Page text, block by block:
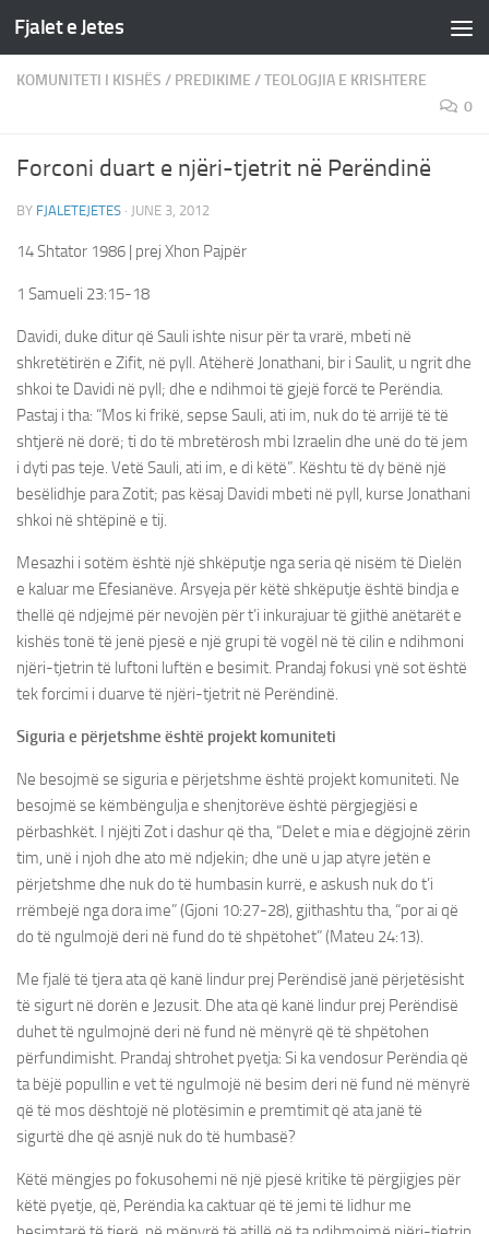
Skip to content
Fjalet e Jetes
KOMUNITETI I KISHËS / PREDIKIME /TEOLOGJIA E KRISHTERE
0
Forconi duart e njëri-tjetrit në Perëndinë
BY FJALETEJETES · JUNE 3, 2012
14 Shtator 1986 | prej Xhon Pajpër
1 Samueli 23:15-18
Davidi, duke ditur që Sauli ishte nisur për ta vrarë, mbeti në
shkretëtirën e Zifit, në pyll. Atëherë Jonathani, bir i Saulit, u ngrit dhe
shkoi te Davidi në pyll; dhe e ndihmoi të gjejë forcë te Perëndia.
Pastaj i tha: “Mos ki frikë, sepse Sauli, ati im, nuk do të arrijë të të
shtjerë në dorë; ti do të mbretërosh mbi Izraelin dhe unë do të jem
i dyti pas teje. Vetë Sauli, ati im, e di këtë”. Kështu të dy bënë një
besëlidhje para Zotit; pas kësaj Davidi mbeti në pyll, kurse Jonathani
shkoi në shtëpinë e tij.
Mesazhi i sotëm është një shkëputje nga seria që nisëm të Dielën
e kaluar me Efesianëve. Arsyeja për këtë shkëputje është bindja e
thellë që ndjejmë për nevojën për t’i inkurajuar të gjithë anëtarët e
kishës tonë të jenë pjesë e një grupi të vogël në të cilin e ndihmoni
njëri-tjetrin të luftoni luftën e besimit. Prandaj fokusi ynë sot është
tek forcimi i duarve të njëri-tjetrit në Perëndinë.
Siguria e përjetshme është projekt komuniteti
Ne besojmë se siguria e përjetshme është projekt komuniteti. Ne
besojmë se këmbëngulja e shenjtorëve është përgjegjësi e
përbashkët. I njëjti Zot i dashur që tha, “Delet e mia e dëgjojnë zërin
tim, unë i njoh dhe ato më ndjekin; dhe unë u jap atyre jetën e
përjetshme dhe nuk do të humbasin kurrë, e askush nuk do t’i
rrëmbejë nga dora ime” (Gjoni 10:27-28), gjithashtu tha, “por ai që
do të ngulmojë deri në fund do të shpëtohet” (Mateu 24:13).
Me fjalë të tjera ata që kanë lindur prej Perëndisë janë përjetësisht
të sigurt në dorën e Jezusit. Dhe ata që kanë lindur prej Perëndisë
duhet të ngulmojnë deri në fund në mënyrë që të shpëtohen
përfundimisht. Prandaj shtrohet pyetja: Si ka vendosur Perëndia që
ta bëjë popullin e vet të ngulmojë në besim deri në fund në mënyrë
që të mos dështojë në plotësimin e premtimit që ata janë të
sigurtë dhe që asnjë nuk do të humbasë?
Këtë mëngjes po fokusohemi në një pjesë kritike të përgjigjes për
këtë pyetje, që, Perëndia ka caktuar që të jemi të lidhur me